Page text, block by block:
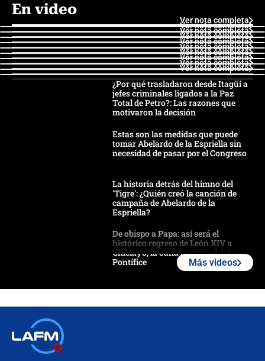
En video
Ver nota completa
Ver nota completa
Ver nota completa
Ver nota completa
Ver nota completa
Ver nota completa
Ver nota completa
Ver nota completa
Ver nota completa
Ver nota completa
¿Por qué trasladaron desde Itagüí a
jefes criminales ligados a la Paz
Total de Petro?: Las razones que
motivaron la decisión
Estas son las medidas que puede
tomar Abelardo de la Espriella sin
necesidad de pasar por el Congreso
La historia detrás del himno del
'Tigre': ¿Quién creó la canción de
campaña de Abelardo de la
Espriella?
De obispo a Papa: así será el
histórico regreso de León XIV a
Chiclayo, la cuna espiritual del
Pontífice
Más videos